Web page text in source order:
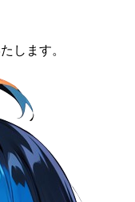
します。